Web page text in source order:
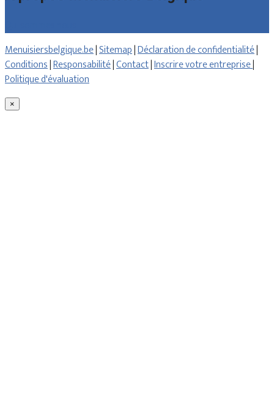
Menuisiersbelgique.be|Sitemap|Déclaration de confidentialité|
Conditions|Responsabilité|Contact|Inscrire votre entreprise|
Politique d'évaluation
×